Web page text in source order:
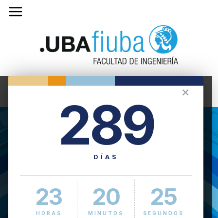
✕
289
DÍAS
23
HORAS
20
MINUTOS
25
SEGUNDOS